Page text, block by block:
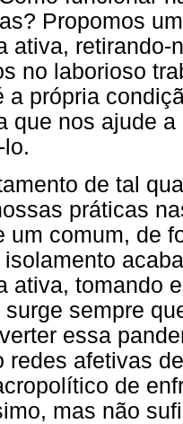
Propomos
ativa, retirando-
no laborioso
a própria
que nos ajude
de tal
práticas
um comum, de
ativa, tomando
surge sempre
essa
redes afetivas
de
mas não